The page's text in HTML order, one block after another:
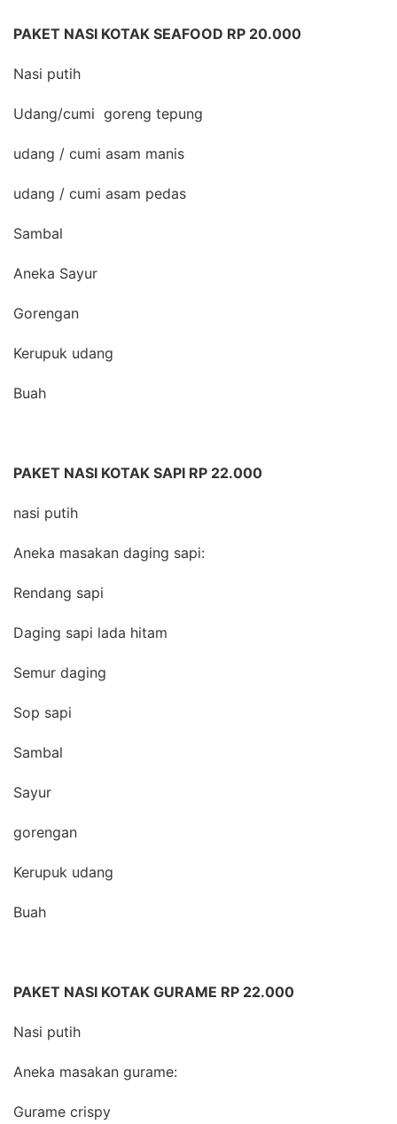
PAKET NASI KOTAK SEAFOOD RP 20.000
Nasi putih
Udang/cumi goreng tepung
udang / cumi asam manis
udang / cumi asam pedas
Sambal
Aneka Sayur
Gorengan
Kerupuk udang
Buah
PAKET NASI KOTAK SAPI RP 22.000
nasi putih
Aneka masakan daging sapi:
Rendang sapi
Daging sapi lada hitam
Semur daging
Sop sapi
Sambal
Sayur
gorengan
Kerupuk udang
Buah
PAKET NASI KOTAK GURAME RP 22.000
Nasi putih
Aneka masakan gurame:
Gurame crispy